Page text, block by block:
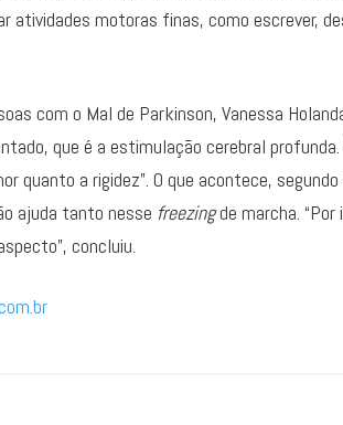
atividades motoras finas, como escrever,
com o Mal de Parkinson, Vanessa
que é a estimulação cerebral
quanto a rigidez”. O que acontece,
ajuda tanto nesse freezingde marcha. “Por
concluiu.